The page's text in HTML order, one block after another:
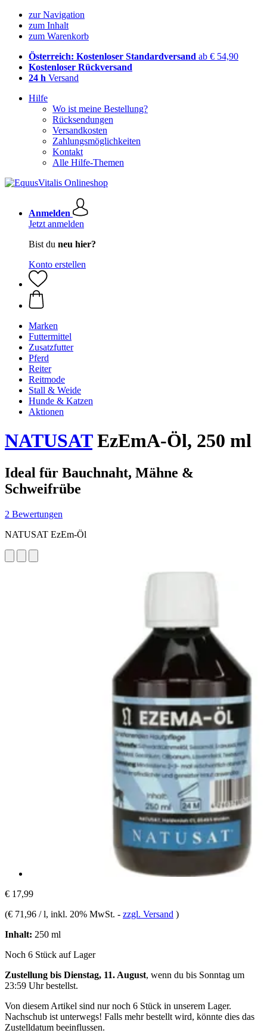
zur Navigation
zum Inhalt
zum Warenkorb
Österreich: Kostenloser Standardversand ab € 54,90
Kostenloser Rückversand
24 h Versand
Hilfe
Wo ist meine Bestellung?
Rücksendungen
Versandkosten
Zahlungsmöglichkeiten
Kontakt
Alle Hilfe-Themen
Anmelden
Jetzt anmelden
Bist du neu hier?
Konto erstellen
Marken
Futtermittel
Zusatzfutter
Pferd
Reiter
Reitmode
Stall & Weide
Hunde & Katzen
Aktionen
NATUSATEzEmA-Öl, 250 ml
Ideal für Bauchnaht, Mähne &
Schweifrübe
2 Bewertungen
NATUSAT EzEm-Öl
€ 17,99
(€ 71,96 / l, inkl. 20% MwSt. - zzgl. Versand )
Inhalt: 250 ml
Noch 6 Stück auf Lager
Zustellung bis Dienstag, 11. August, wenn du bis Sonntag um
23:59 Uhrbestellst.
Von diesem Artikel sind nur noch 6 Stück in unserem Lager.
Nachschub ist unterwegs! Falls mehr bestellt wird, könnte dies das
Zustelldatum beeinflussen.